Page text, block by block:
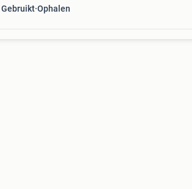
Gebruikt Ophalen